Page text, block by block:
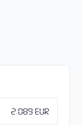
2.089 EUR